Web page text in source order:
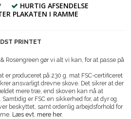
HURTIG AFSENDELSE
PLAKATEN I RAMME
PRINTET
Rosengreen gør vi alt vi kan, for at passe på
er produceret på 230 g. mat FSC-certificeret
ansvarligt drevne skove. Det sikrer at der
mere træ, end skoven kan nå at
Samtidig er FSC en sikkerhed for, at dyr og
beskyttet, samt ordenlig arbejdsforhold for
Læs evt. mere her.